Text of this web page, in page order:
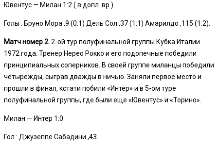
Ювентус — Милан 1:2 ( в допл. вр.).
Голы : Бруно Мора ,9 (0:1) Дель Сол ,37 (1:1) Амарилдо ,115 (1:2).
Матч номер 2.2-ой тур полуфинальной группы Кубка Италии
1972 года. Тренер Нерео Рокко и его подопечные победили
принципиальных соперников. В своей группе миланцы победили
четырежды, сыграв дважды в ничью. Заняли первое место и
прошли в финал, кстати побили «Интер» и в 5-ом туре
полуфинальной группы, где были еще «Ювентус» и «Торино».
Милан — Интер 1:0.
Гол : Джузеппе Сабадини ,43.